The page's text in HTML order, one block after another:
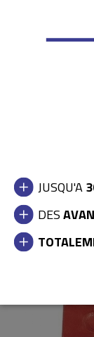
JUSQU'A
DES
BOUCLIERS /
ARMES